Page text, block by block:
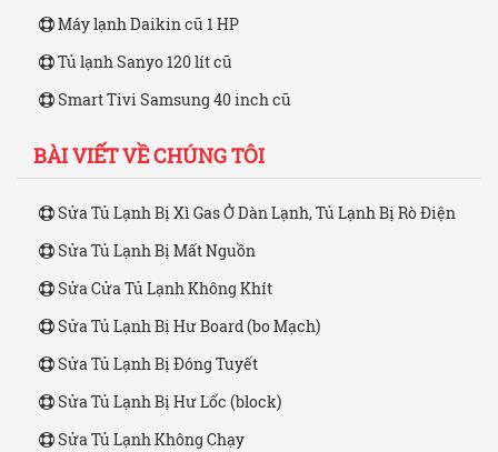
Máy lạnh Daikin cũ 1 HP
Tủ lạnh Sanyo 120 lít cũ
Smart Tivi Samsung 40 inch cũ
BÀI VIẾT VỀ CHÚNG TÔI
Sửa Tủ Lạnh Bị Xì Gas Ở Dàn Lạnh, Tủ Lạnh Bị Rò Điện
Sửa Tủ Lạnh Bị Mất Nguồn
Sửa Cửa Tủ Lạnh Không Khít
Sửa Tủ Lạnh Bị Hư Board (bo Mạch)
Sửa Tủ Lạnh Bị Đóng Tuyết
Sửa Tủ Lạnh Bị Hư Lốc (block)
Sửa Tủ Lạnh Không Chạy